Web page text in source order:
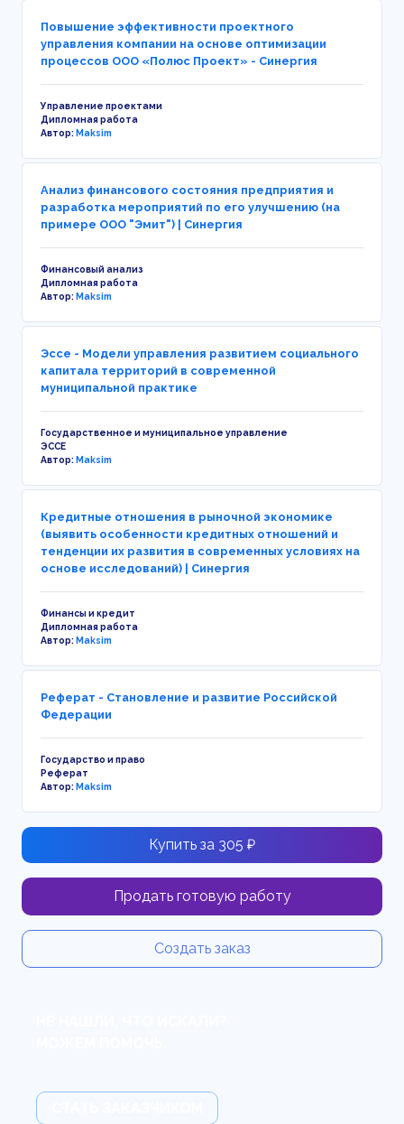
Повышение эффективности проектного
управления компании на основе оптимизации
процессов ООО «Полюс Проект» - Синергия
Управление проектами
Дипломная работа
Автор:Maksim
Анализ финансового состояния предприятия и
разработка мероприятий по его улучшению (на
примере ООО "Эмит") | Синергия
Финансовый анализ
Дипломная работа
Автор:Maksim
Эссе - Модели управления развитием социального
капитала территорий в современной
муниципальной практике
Государственное и муниципальное управление
ЭССЕ
Автор:Maksim
Кредитные отношения в рыночной экономике
(выявить особенности кредитных отношений и
тенденции их развития в современных условиях на
основе исследований) | Синергия
Финансы и кредит
Дипломная работа
Автор:Maksim
Реферат - Становление и развитие Российской
Федерации
Государство и право
Реферат
Автор:Maksim
Купить за 305 ₽
Продать готовую работу
Создать заказ